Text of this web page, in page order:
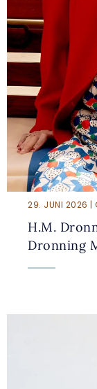
29. JUNI 2026 |
H.M.
Dronning